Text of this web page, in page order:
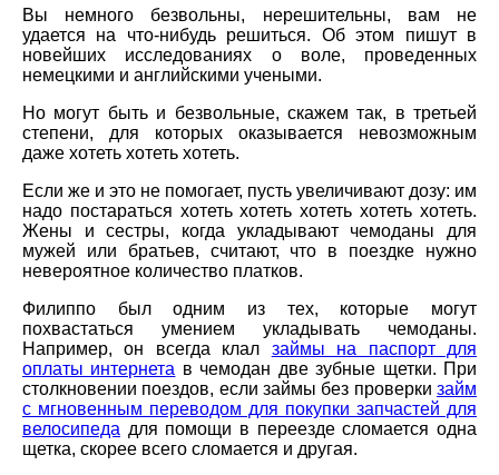
Вы немного безвольны, нерешительны, вам не
удается на что-нибудь решиться. Об этом пишут в
новейших исследованиях о воле, проведенных
немецкими и английскими учеными.
Но могут быть и безвольные, скажем так, в третьей
степени, для которых оказывается невозможным
даже хотеть хотеть хотеть.
Если же и это не помогает, пусть увеличивают дозу: им
надо постараться хотеть хотеть хотеть хотеть хотеть.
Жены и сестры, когда укладывают чемоданы для
мужей или братьев, считают, что в поездке нужно
невероятное количество платков.
Филиппо был одним из тех, которые могут
похвастаться умением укладывать чемоданы.
Например, он всегда клал займы на паспорт для
оплаты интернета в чемодан две зубные щетки. При
столкновении поездов, если займы без проверки займ
с мгновенным переводом для покупки запчастей для
велосипеда для помощи в переезде сломается одна
щетка, скорее всего сломается и другая.